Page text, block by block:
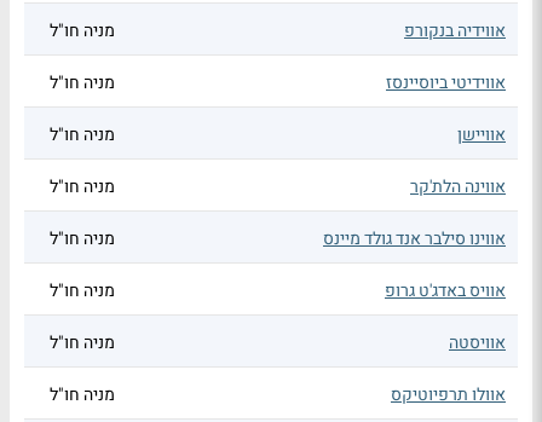
אווידיה בנקורפ מניה חו"ל
אווידיטי ביוסיינסז מניה חו"ל
אוויישן מניה חו"ל
אווינה הלת'קר מניה חו"ל
אווינו סילבר אנד גולד מיינס מניה חו"ל
אוויס באדג'ט גרופ מניה חו"ל
אוויסטה מניה חו"ל
אוולו תרפיוטיקס מניה חו"ל